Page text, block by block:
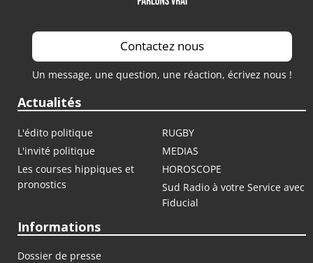
Contactez nous
Un message, une question, une réaction, écrivez nous !
Actualités
L'édito politique
RUGBY
L'invité politique
MEDIAS
Les courses hippiques et
pronostics
HOROSCOPE
Sud Radio à votre Service avec
Fiducial
Informations
Dossier de presse